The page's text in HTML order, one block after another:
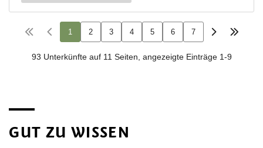
GUT ZU WISSEN